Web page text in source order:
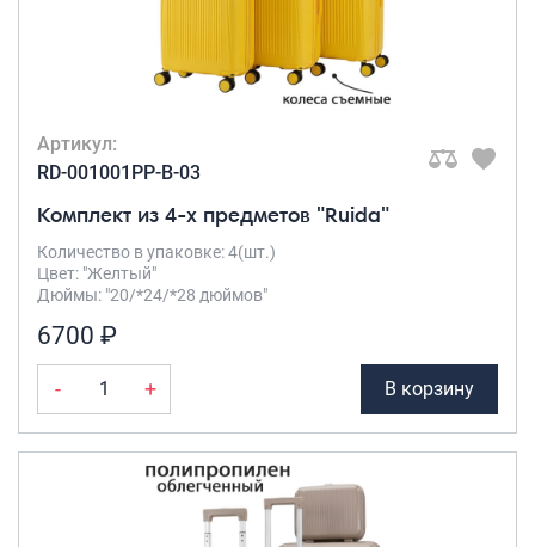
Артикул:
RD-001001PP-B-03
Комплект из 4-х предметов "Ruida"
Количество в упаковке: 4(шт.)
Цвет: "Желтый"
Дюймы: "20/*24/*28 дюймов"
6700 ₽
- + В корзину